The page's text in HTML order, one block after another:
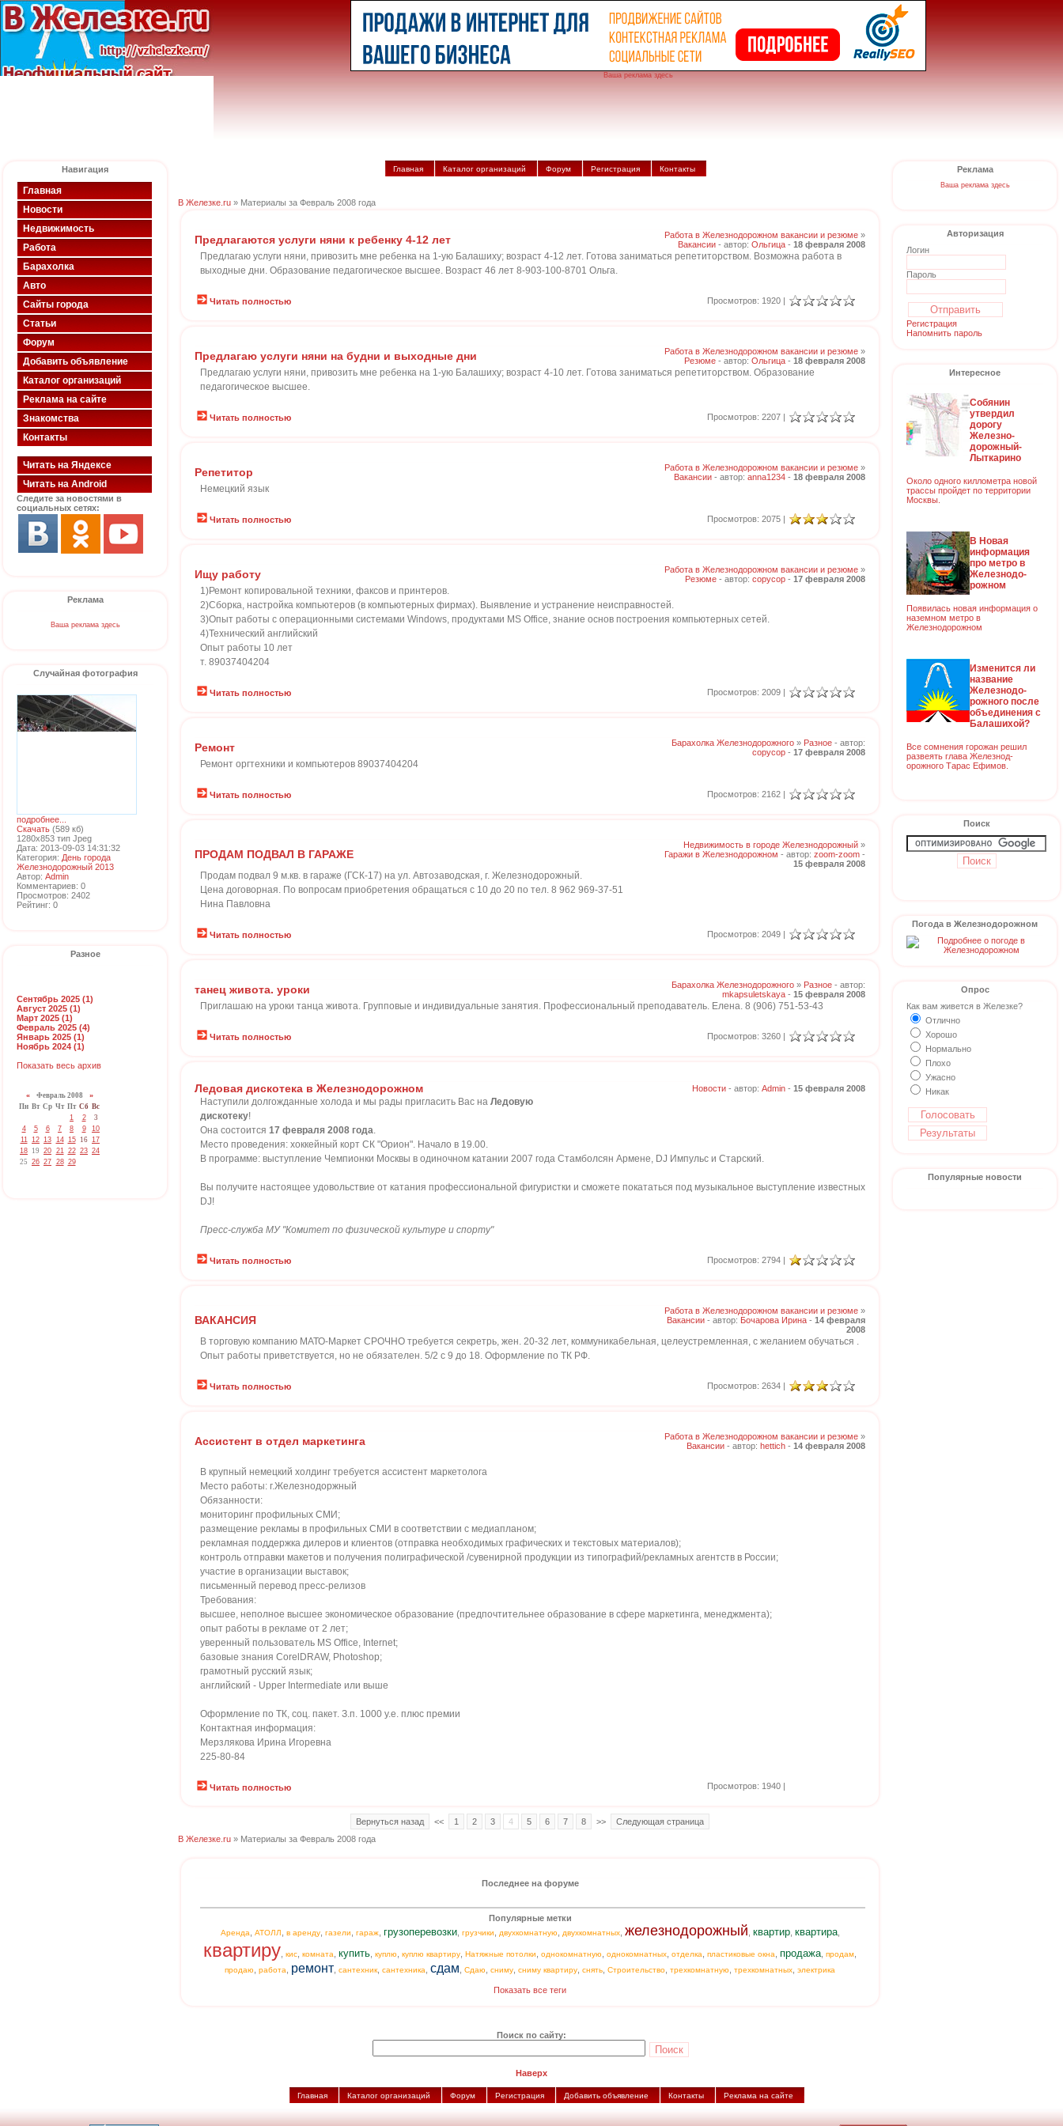
Ваша реклама здесь
Навигация
Главная
Новости
Недвижимость
Работа
Барахолка
Авто
Сайты города
Статьи
Форум
Добавить объявление
Каталог организаций
Реклама на сайте
Знакомства
Контакты
Читать на Яндексе
Читать на Android
Следите за новостями в
социальных сетях:
Реклама
Ваша реклама здесь
Случайная фотография
подробнее...
Скачать (589 кб)
1280x853 тип Jpeg
Дата: 2013-09-03 14:31:32
Категория: День города
Железнодорожный 2013
Автор: Admin
Комментариев: 0
Просмотров: 2402
Рейтинг: 0
Разное
Сентябрь 2025 (1)
Август 2025 (1)
Март 2025 (1)
Февраль 2025 (4)
Январь 2025 (1)
Ноябрь 2024 (1)
Показать весь архив
«Февраль 2008 »
Пн Вт Ср Чт Пт Сб Вс
1
2
3
4
5 6 7 8 9
10
11 12 13 14 15 16 17
18 19 20 21 22 23 24
25 26 27 28 29
Главная Каталог организаций Форум Регистрация Контакты
В Железке.ru » Материалы за Февраль 2008 года
Предлагаются услуги няни к ребенку 4-12 лет Работа в Железнодорожном вакансии и резюме »
Вакансии - автор: Ольгица - 18 февраля 2008
Предлагаю услуги няни, привозить мне ребенка на 1-ую Балашиху; возраст 4-12 лет. Готова заниматься репетиторством. Возможна работа в
выходные дни. Образование педагогическое высшее. Возраст 46 лет 8-903-100-8701 Ольга.
Читать полностью Просмотров: 1920 |
Предлагаю услуги няни на будни и выходные дни Работа в Железнодорожном вакансии и резюме »
Резюме - автор: Ольгица - 18 февраля 2008
Предлагаю услуги няни, привозить мне ребенка на 1-ую Балашиху; возраст 4-10 лет. Готова заниматься репетиторством. Образование
педагогическое высшее.
Читать полностью Просмотров: 2207 |
Репетитор Работа в Железнодорожном вакансии и резюме »
Вакансии - автор: anna1234 - 18 февраля 2008
Немецкий язык
Читать полностью Просмотров: 2075 |
Ищу работу Работа в Железнодорожном вакансии и резюме »
Резюме - автор: copycop - 17 февраля 2008
1)Ремонт копировальной техники, факсов и принтеров.
2)Сборка, настройка компьютеров (в компьютерных фирмах). Выявление и устранение неисправностей.
3)Опыт работы с операционными системами Windows, продуктами MS Office, знание основ построения компьютерных сетей.
4)Технический английский
Опыт работы 10 лет
т. 89037404204
Читать полностью Просмотров: 2009 |
Ремонт Барахолка Железнодорожного » Разное - автор:
copycop - 17 февраля 2008
Ремонт оргтехники и компьютеров 89037404204
Читать полностью Просмотров: 2162 |
ПРОДАМ ПОДВАЛ В ГАРАЖЕ
Недвижимость в городе Железнодорожный »
Гаражи в Железнодорожном - автор: zoom-zoom -
15 февраля 2008
Продам подвал 9 м.кв. в гараже (ГСК-17) на ул. Автозаводская, г. Железнодорожный.
Цена договорная. По вопросам приобретения обращаться с 10 до 20 по тел. 8 962 969-37-51
Нина Павловна
Читать полностью Просмотров: 2049 |
танец живота. уроки Барахолка Железнодорожного » Разное - автор:
mkapsuletskaya - 15 февраля 2008
Приглашаю на уроки танца живота. Групповые и индивидуальные занятия. Профессиональный преподаватель. Елена. 8 (906) 751-53-43
Читать полностью Просмотров: 3260 |
Ледовая дискотека в Железнодорожном Новости - автор: Admin - 15 февраля 2008
Наступили долгожданные холода и мы рады пригласить Вас на Ледовую
дискотеку!
Она состоится 17 февраля 2008 года.
Место проведения: хоккейный корт СК "Орион". Начало в 19.00.
В программе: выступление Чемпионки Москвы в одиночном катании 2007 года Стамболсян Армене, DJ Импульс и Старский.
Вы получите настоящее удовольствие от катания профессиональной фигуристки и сможете покататься под музыкальное выступление известных
DJ!
Пресс-служба МУ "Комитет по физической культуре и спорту"
Читать полностью Просмотров: 2794 |
ВАКАНСИЯ
Работа в Железнодорожном вакансии и резюме »
Вакансии - автор: Бочарова Ирина - 14 февраля
2008
В торговую компанию МАТО-Маркет СРОЧНО требуется секретрь, жен. 20-32 лет, коммуникабельная, целеустремленная, с желанием обучаться .
Опыт работы приветствуется, но не обязателен. 5/2 с 9 до 18. Оформление по ТК РФ.
Читать полностью Просмотров: 2634 |
Ассистент в отдел маркетинга Работа в Железнодорожном вакансии и резюме »
Вакансии - автор: hettich - 14 февраля 2008
В крупный немецкий холдинг требуется ассистент маркетолога
Место работы: г.Железнодоржный
Обязанности:
мониторинг профильных СМИ;
размещение рекламы в профильных СМИ в соответствии с медиапланом;
рекламная поддержка дилеров и клиентов (отправка необходимых графических и текстовых материалов);
контроль отправки макетов и получения полиграфической /сувенирной продукции из типографий/рекламных агентств в России;
участие в организации выставок;
письменный перевод пресс-релизов
Требования:
высшее, неполное высшее экономическое образование (предпочтительнее образование в сфере маркетинга, менеджмента);
опыт работы в рекламе от 2 лет;
уверенный пользователь MS Office, Internet;
базовые знания CorelDRAW, Photoshop;
грамотный русский язык;
английский - Upper Intermediate или выше
Оформление по ТК, соц. пакет. З.п. 1000 у.е. плюс премии
Контактная информация:
Мерзлякова Ирина Игоревна
225-80-84
Читать полностью Просмотров: 1940 |
Вернуться назад << 1 2 3 4 5 6 7 8 >>
Следующая страница
В Железке.ru » Материалы за Февраль 2008 года
Последнее на форуме
Популярные метки
Аренда АТОЛЛ в аренду, газели гараж, грузоперевозки, грузчики двухкомнатную двухкомнатных, железнодорожный квартир, квартира,
квартиру кис комната купить куплю куплю квартиру Натяжные потолки однокомнатную однокомнатных отделка пластиковые окна продажа продам
продаю работа ремонт сантехник сантехника сдам Сдаю сниму сниму квартиру снять Строительство трехкомнатную трехкомнатных электрика
Показать все теги
Реклама
Ваша реклама здесь
Авторизация
Логин
Пароль
Регистрация
Напомнить пароль
Интересное
Собянин
утвердил
дорогу
Железно-
дорожный-
Лыткарино
Около одного киллометра новой
трассы пройдет по территории
Москвы.
В Новая
информация
про метро в
Железнодо-
рожном
Появилась новая информация о
наземном метро в
Железнодорожном
Изменится ли
название
Железнодо-
рожного после
объединения с
Балашихой?
Все сомнения горожан решил
развеять глава Железнод-
орожного Тарас Ефимов.
Поиск
Погода в Железнодорожном
Опрос
Как вам живется в Железке?
Отлично
Хорошо
Нормально
Плохо
Ужасно
Никак
Популярные новости
Поиск по сайту:
Наверх
Главная Каталог организаций Форум Регистрация Добавить объявление Контакты Реклама на сайте